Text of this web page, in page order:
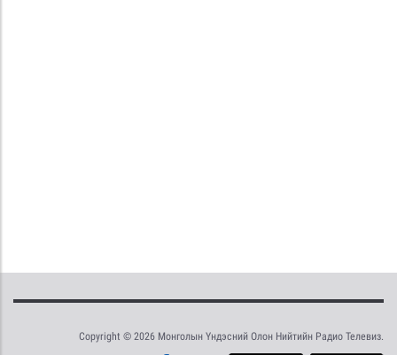
Copyright © 2026 Монголын Үндэсний Олон Нийтийн Радио Телевиз.